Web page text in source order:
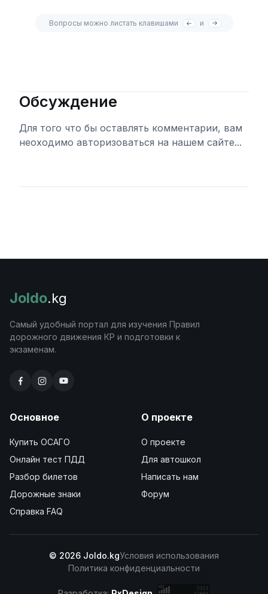
Вопросы можно листать клавишами и
Обсуждение
Для того что бы оставлять комментарии, вам
неоходимо авторизоваться на нашем сайте...
Joldo.kg
Самый удобный портал для изучения Правил
дорожного движения КР и подготовки к
экзаменам.
Основное
Купить ОСАГО
Онлайн тест ПДД
Разбор билетов
Дорожные знаки
Справка FAQ
О проекте
О проекте
Для автошкол
Написать нам
Форум
© 2026 Joldo.kgУсловия использования
Политика конфиденциальности